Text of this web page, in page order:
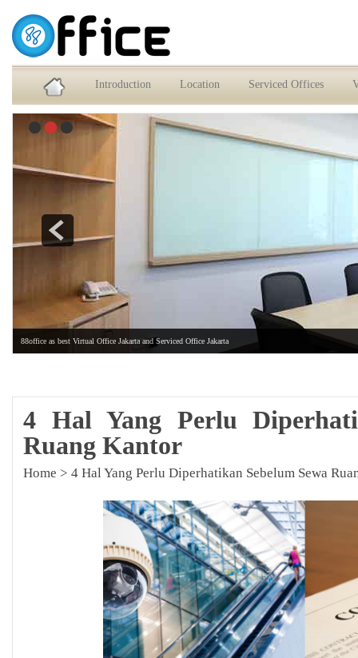
Service Office dan Virtual Office Jakarta Selatan
Introduction Location Serviced Offices
88office as best Virtual Office Jakarta and Serviced Office Jakarta
4 Hal Yang Perlu
Ruang Kantor
Home > 4 Hal Yang Perlu Diperhatikan Sebelum Sewa